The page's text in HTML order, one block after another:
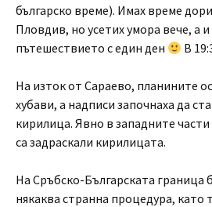
българско време). Имах време
Пловдив, но усетих умора вече, а
пътешествието с един ден
В
На изток от Сараево, планините
хубави, а надписи започнаха да
кирилица. Явно в западните
са задраскали кирилицата.
На Сръбско-Българската граница
някаква странна процедура, като